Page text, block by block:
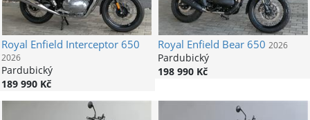
Royal Enfield Interceptor 650
2026
Pardubický
189 990 Kč
Royal Enfield Bear 650 2026
Pardubický
198 990 Kč